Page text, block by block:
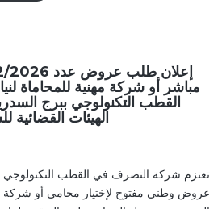
مباشر أو شركة مهنية للمحاماة
القطب التكنولوجي ببرج
الهيئات القضائية
تعتزم شركة التصرف في القطب التكنولوجي
عروض وطني مفتوح لإختيار محامي أو شركة